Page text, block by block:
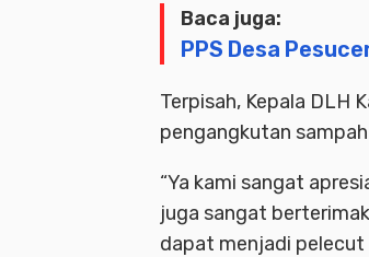
Baca juga:
PPS Desa
Terpisah, Kepala DLH
pengangkutan sampah
“Ya kami sangat
juga sangat
dapat menjadi pelecut